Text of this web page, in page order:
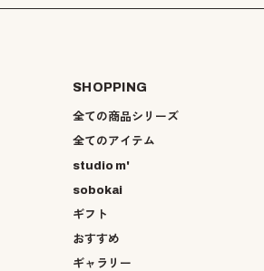
SHOPPING
全ての商品シリーズ
全てのアイテム
studio m'
sobokai
ギフト
おすすめ
ギャラリー